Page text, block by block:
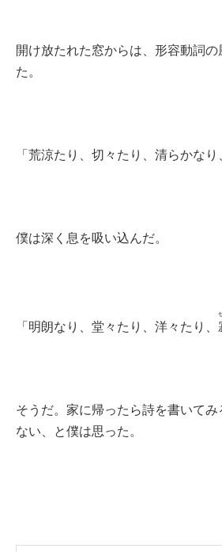
開け放たれた窓からは、形容動詞の
た。
「荒涼たり、切々たり、清らかなり
僕は深く息を吸い込んだ。
「明朗なり、堂々たり、洋々たり、
そうだ。家に帰ったら詩を書いて
ない、と僕は思った。